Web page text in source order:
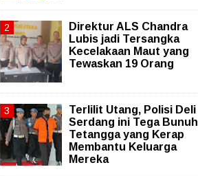
Direktur ALS Chandra
Lubis jadi Tersangka
Kecelakaan Maut yang
Tewaskan 19 Orang
Terlilit Utang, Polisi Deli
Serdang ini Tega Bunuh
Tetangga yang Kerap
Membantu Keluarga
Mereka